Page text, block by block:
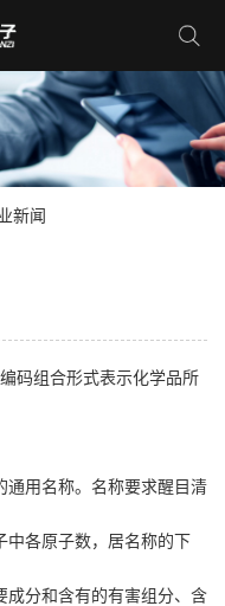
新闻
码组合形式表示化学品所
用名称。名称要求醒目清
各原子数，居名称的下
分和含有的有害组分、含